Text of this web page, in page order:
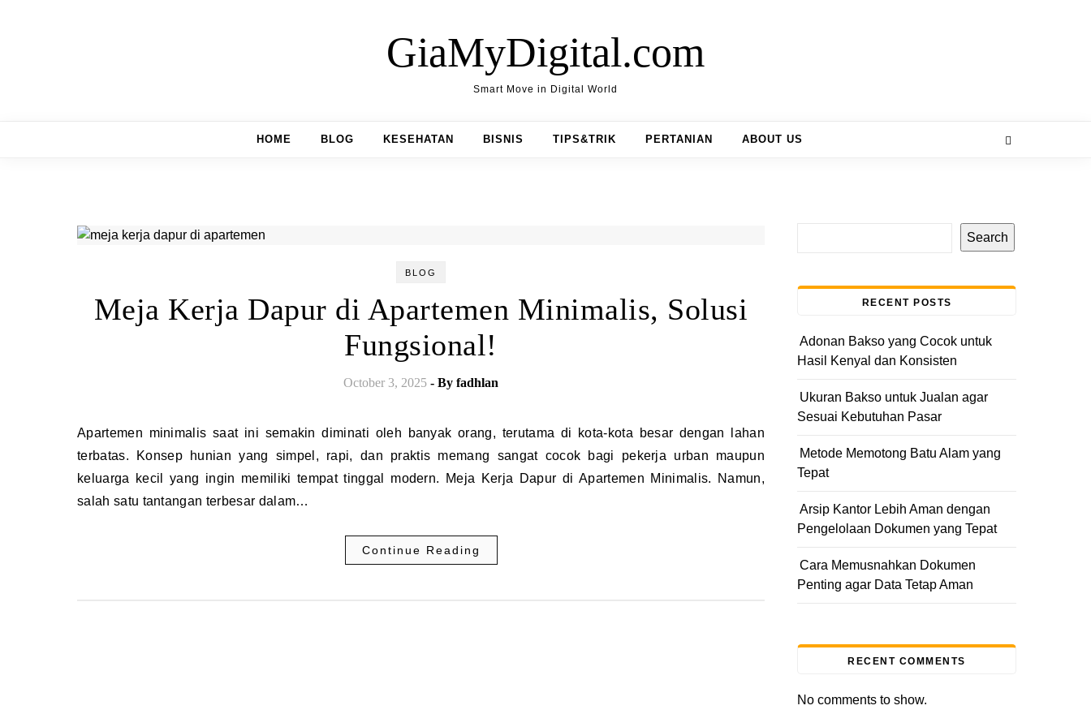
GiaMyDigital.com
Smart Move in Digital World
HOME BLOG KESEHATAN BISNIS TIPS&TRIK PERTANIAN ABOUT US
BLOG
Meja Kerja Dapur di Apartemen Minimalis, Solusi
Fungsional!
October 3, 2025 - By fadhlan
Apartemen minimalis saat ini semakin diminati oleh banyak orang, terutama di kota-kota besar dengan lahan
terbatas. Konsep hunian yang simpel, rapi, dan praktis memang sangat cocok bagi pekerja urban maupun
keluarga kecil yang ingin memiliki tempat tinggal modern. Meja Kerja Dapur di Apartemen Minimalis. Namun,
salah satu tantangan terbesar dalam…
Continue Reading
Search
RECENT POSTS
Adonan Bakso yang Cocok untuk
Hasil Kenyal dan Konsisten
Ukuran Bakso untuk Jualan agar
Sesuai Kebutuhan Pasar
Metode Memotong Batu Alam yang
Tepat
Arsip Kantor Lebih Aman dengan
Pengelolaan Dokumen yang Tepat
Cara Memusnahkan Dokumen
Penting agar Data Tetap Aman
RECENT COMMENTS
No comments to show.